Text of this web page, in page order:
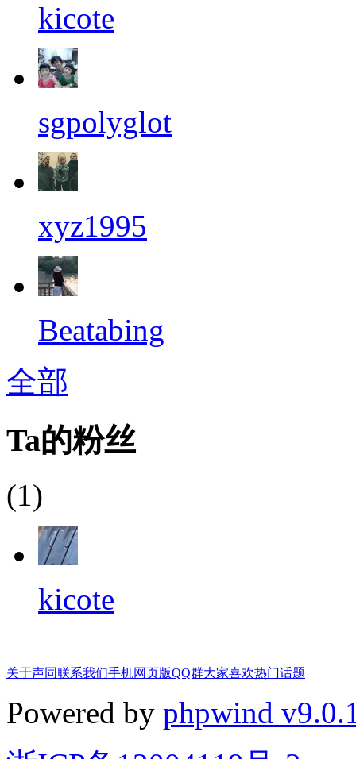
kicote
sgpolyglot
xyz1995
Beatabing
全部
Ta的粉丝
(1)
kicote
关于声同联系我们手机网页版QQ群大家喜欢热门话题
Powered by phpwind